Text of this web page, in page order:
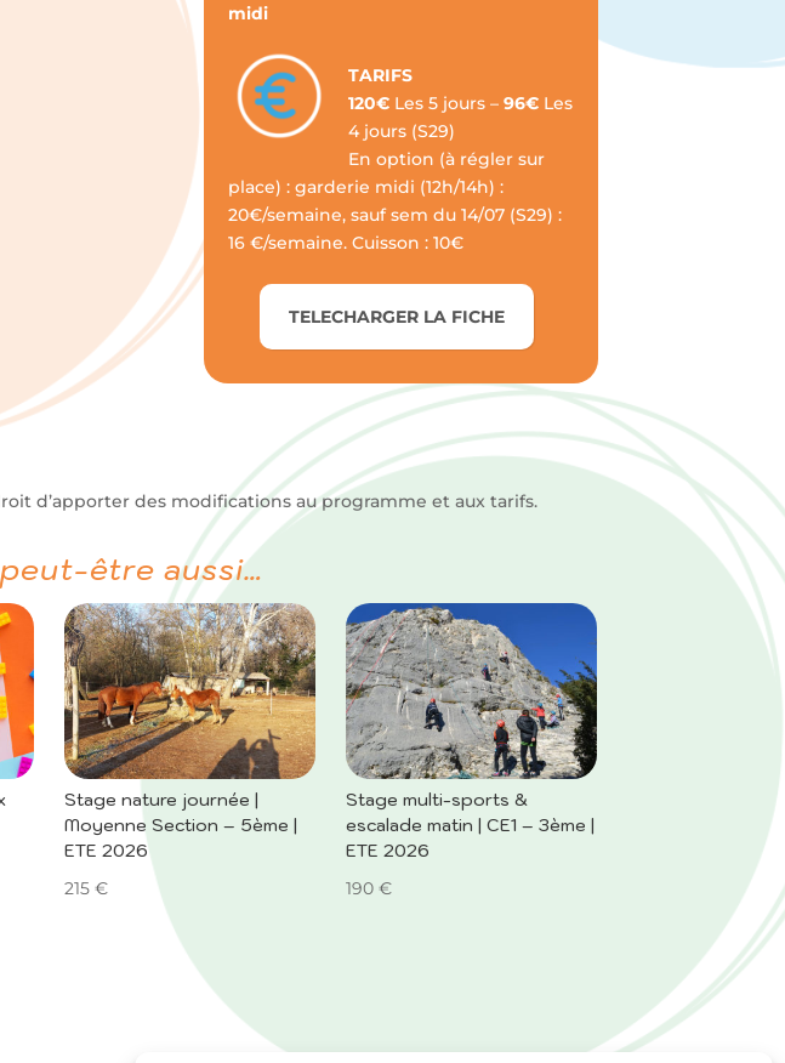
midi
TARIFS
120€ Les 5 jours –96€ Les
4 jours (S29)
En option (à régler sur
place) : garderie midi (12h/14h) :
20€/semaine, sauf sem du 14/07 (S29) :
16 €/semaine. Cuisson : 10€
TELECHARGER LA FICHE
d’apporter des modifications au programme et aux tarifs.
être aussi…
Stage nature journée |
Moyenne Section – 5ème |
ETE 2026
215€
Stage multi-sports &
escalade matin | CE1 – 3ème |
ETE 2026
190€